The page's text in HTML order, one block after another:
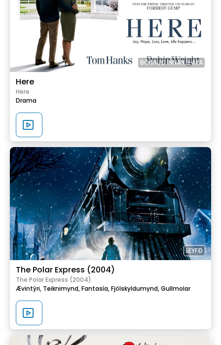
BÖNNUÐ INNAN 9 ÁRA
Here
Here
Drama
LEYFÐ
The Polar Express (2004)
The Polar Express (2004)
Ævintýri, Teiknimynd,Fantasía,Fjölskyldumynd,Gullmolar